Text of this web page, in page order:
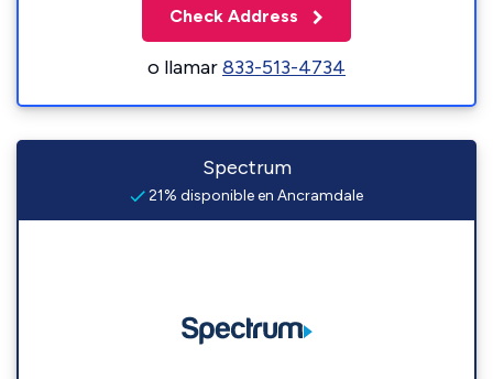
Check Address
o llamar833-513-4734
Spectrum
21% disponible en Ancramdale